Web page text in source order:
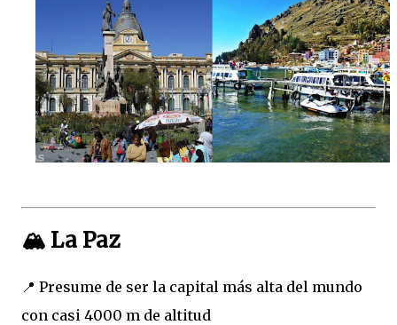
🏔️ La Paz
📍 Presume de ser la capital más alta del mundo
con casi 4000 m de altitud